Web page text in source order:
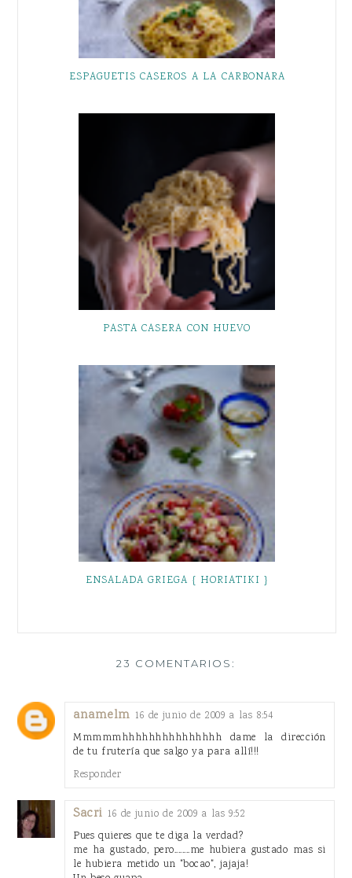
ESPAGUETIS CASEROS A LA CARBONARA
PASTA CASERA CON HUEVO
ENSALADA GRIEGA { HORIATIKI }
23 COMENTARIOS:
anamelm 16 de junio de 2009 a las 8:54
Mmmmmhhhhhhhhhhhhhhh dame la dirección
de tu frutería que salgo ya para allí!!!
Responder
Sacri 16 de junio de 2009 a las 9:52
Pues quieres que te diga la verdad?
me ha gustado, pero........me hubiera gustado mas si
le hubiera metido un "bocao", jajaja!